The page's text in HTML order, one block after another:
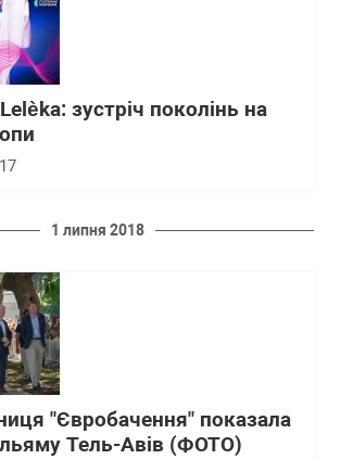
зустріч поколінь на
1 липня 2018
"Євробачення" показала
Тель-Авів (ФОТО)